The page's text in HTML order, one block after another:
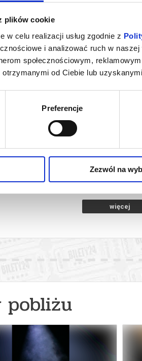
plików cookie
w celu realizacji usług zgodnie z
i analizować ruch w
społecznościowym,
od Ciebie lub
Preferencje
Zezwól na
Gdański
kup bilet
09.08.2026, Pruszcz
Gdański
11.08.2026, Pruszcz
więcej
pobliżu